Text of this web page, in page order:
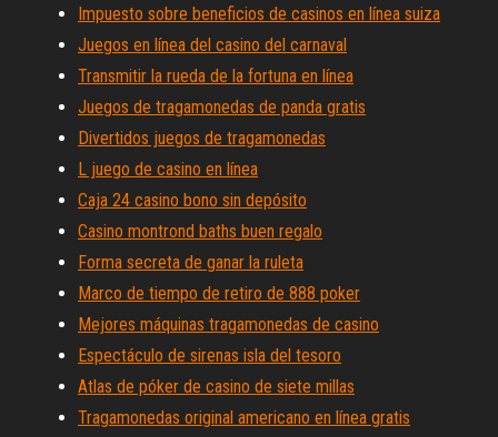
Impuesto sobre beneficios de casinos en línea suiza
Juegos en línea del casino del carnaval
Transmitir la rueda de la fortuna en línea
Juegos de tragamonedas de panda gratis
Divertidos juegos de tragamonedas
L juego de casino en línea
Caja 24 casino bono sin depósito
Casino montrond baths buen regalo
Forma secreta de ganar la ruleta
Marco de tiempo de retiro de 888 poker
Mejores máquinas tragamonedas de casino
Espectáculo de sirenas isla del tesoro
Atlas de póker de casino de siete millas
Tragamonedas original americano en línea gratis